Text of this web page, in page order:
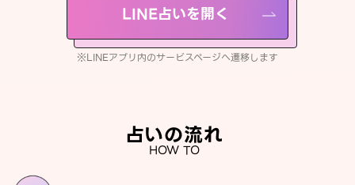
LINE占いを開く
※LINEアプリ内のサービスページへ遷移します
占いの流れ
HOW TO